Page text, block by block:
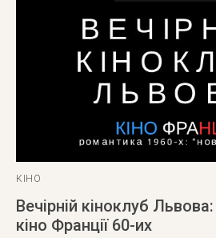
КІНО
Вечірній кіноклуб
кіно Франції 60-их